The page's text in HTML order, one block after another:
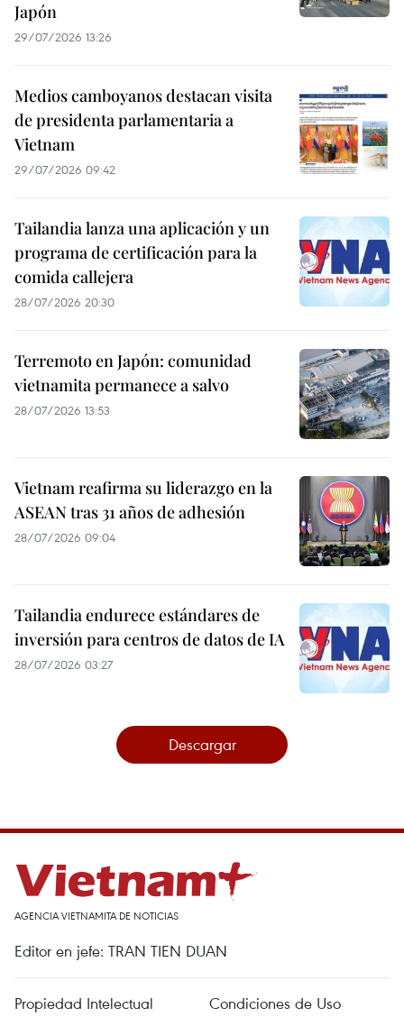
Japón
29/07/2026 13:26
Medios camboyanos destacan visita
de presidenta parlamentaria a
Vietnam
29/07/2026 09:42
Tailandia lanza una aplicación y un
programa de certificación para la
comida callejera
28/07/2026 20:30
Terremoto en Japón: comunidad
vietnamita permanece a salvo
28/07/2026 13:53
Vietnam reafirma su liderazgo en la
ASEAN tras 31 años de adhesión
28/07/2026 09:04
Tailandia endurece estándares de
inversión para centros de datos de IA
28/07/2026 03:27
Descargar
AGENCIA VIETNAMITA DE NOTICIAS
Editor en jefe: TRAN TIEN DUAN
Propiedad Intelectual Condiciones de Uso